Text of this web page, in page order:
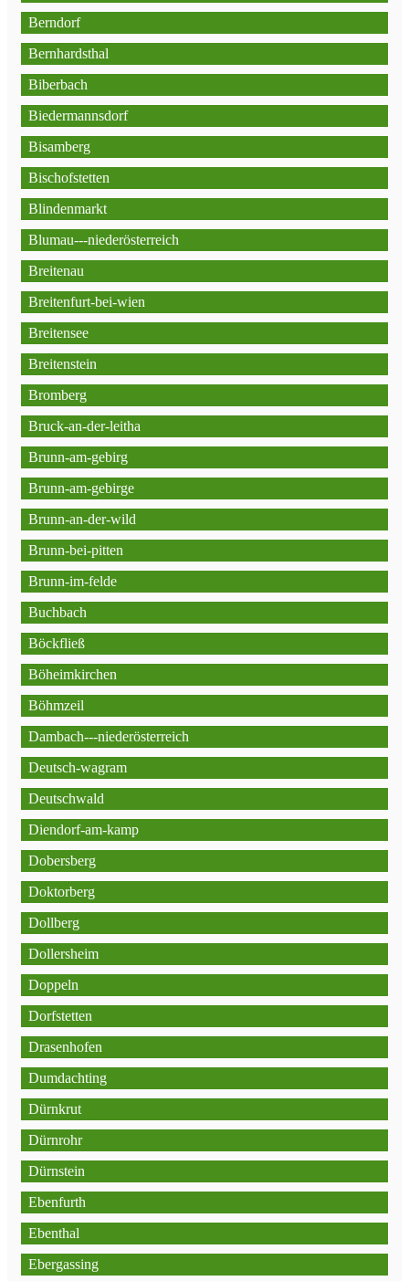
Berndorf
Bernhardsthal
Biberbach
Biedermannsdorf
Bisamberg
Bischofstetten
Blindenmarkt
Blumau---niederösterreich
Breitenau
Breitenfurt-bei-wien
Breitensee
Breitenstein
Bromberg
Bruck-an-der-leitha
Brunn-am-gebirg
Brunn-am-gebirge
Brunn-an-der-wild
Brunn-bei-pitten
Brunn-im-felde
Buchbach
Böckfließ
Böheimkirchen
Böhmzeil
Dambach---niederösterreich
Deutsch-wagram
Deutschwald
Diendorf-am-kamp
Dobersberg
Doktorberg
Dollberg
Dollersheim
Doppeln
Dorfstetten
Drasenhofen
Dumdachting
Dürnkrut
Dürnrohr
Dürnstein
Ebenfurth
Ebenthal
Ebergassing